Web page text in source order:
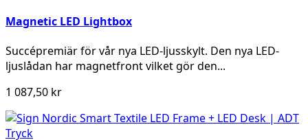
Magnetic LED Lightbox
Succépremiär för vår nya LED-ljusskylt. Den nya LED-
ljuslådan har magnetfront vilket gör den...
1 087,50 kr